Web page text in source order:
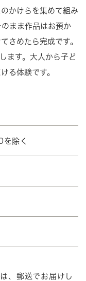
かけらを集めて組み
まま作品はお預か
さめたら完成です。
ます。大人から子ど
る体験です。
除く
、郵送でお届けし